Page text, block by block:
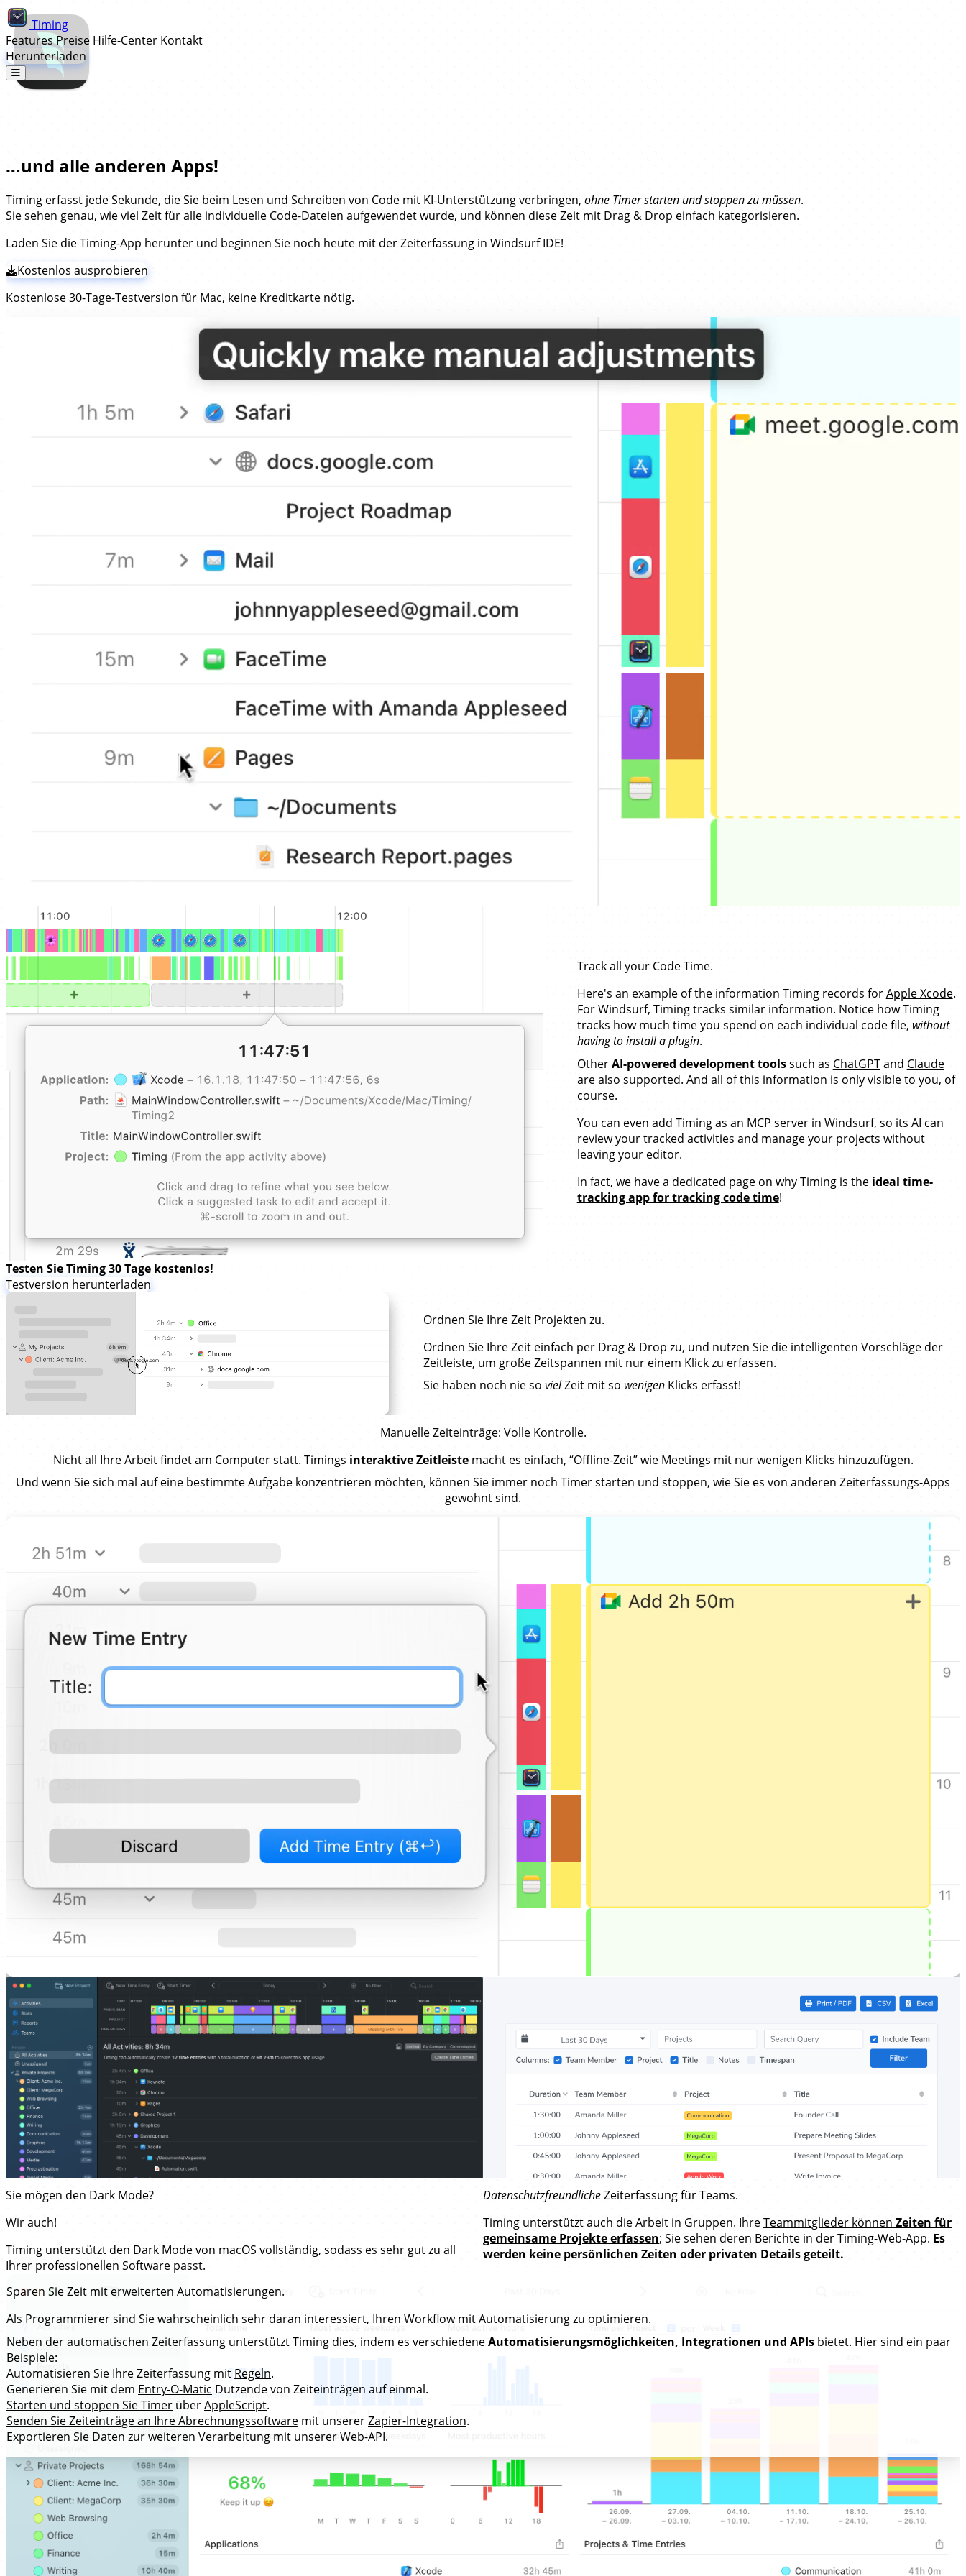
Timing
FeaturesPreise Hilfe-Center Kontakt
Herunterladen
…und alle anderen Apps!
Timing erfasst jede Sekunde, die Sie beim Lesen und Schreiben von Code mit KI-Unterstützung verbringen, ohne Timer starten und stoppen zu müssen.
Sie sehen genau, wie viel Zeit für alle individuelle Code-Dateien aufgewendet wurde, und können diese Zeit mit Drag & Drop einfach kategorisieren.
Laden Sie die Timing-App herunter und beginnen Sie noch heute mit der Zeiterfassung in Windsurf IDE!
Kostenlos ausprobieren
Kostenlose 30-Tage-Testversion für Mac, keine Kreditkarte nötig.
Track all your Code Time.
Here's an example of the information Timing records forApple Xcode.
For Windsurf, Timing tracks similar information. Notice how Timing
tracks how much time you spend on each individual code file, without
having to install a plugin.
OtherAI-powered development toolssuch as ChatGPTand Claude
are also supported. And all of this information is only visible to you, of
course.
You can even add Timing as an MCP serverin Windsurf, so its AI can
review your tracked activities and manage your projects without
leaving your editor.
In fact, we have a dedicated page on why Timing is the ideal time-
tracking app for tracking code time!
Testen Sie Timing 30 Tage kostenlos!
Testversion herunterladen
Ordnen Sie Ihre Zeit Projekten zu.
Ordnen Sie Ihre Zeit einfach per Drag & Drop zu, und nutzen Sie die intelligenten Vorschläge der
Zeitleiste, um große Zeitspannen mit nur einem Klick zu erfassen.
Sie haben noch nie sovielZeit mit so wenigen Klicks erfasst!
Manuelle Zeiteinträge: Volle Kontrolle.
Nicht all Ihre Arbeit findet am Computer statt. Timings interaktive Zeitleistemacht es einfach, “Offline-Zeit” wie Meetings mit nur wenigen Klicks hinzuzufügen.
Und wenn Sie sich mal auf eine bestimmte Aufgabe konzentrieren möchten, können Sie immer noch Timer starten und stoppen, wie Sie es von anderen Zeiterfassungs-Apps
gewohnt sind.
Sie mögen den Dark Mode?
Wir auch!
Timing unterstützt den Dark Mode von macOS vollständig, sodass es sehr gut zu all
Ihrer professionellen Software passt.
DatenschutzfreundlicheZeiterfassung für Teams.
Timing unterstützt auch die Arbeit in Gruppen. IhreTeammitglieder können Zeiten für
gemeinsame Projekte erfassen; Sie sehen deren Berichte in der Timing-Web-App. Es
werden keine persönlichen Zeiten oder privaten Details geteilt.
Sparen Sie Zeit mit erweiterten Automatisierungen.
Als Programmierer sind Sie wahrscheinlich sehr daran interessiert, Ihren Workflow mit Automatisierung zu optimieren.
Neben der automatischen Zeiterfassung unterstützt Timing dies, indem es verschiedeneAutomatisierungsmöglichkeiten, Integrationen und APIs bietet. Hier sind ein paar
Beispiele:
Automatisieren Sie Ihre Zeiterfassung mit Regeln.
Generieren Sie mit dem Entry-O-Matic Dutzende von Zeiteinträgen auf einmal.
Starten und stoppen Sie Timer überAppleScript.
Senden Sie Zeiteinträge an Ihre Abrechnungssoftware mit unsererZapier-Integration.
Exportieren Sie Daten zur weiteren Verarbeitung mit unsererWeb-API.